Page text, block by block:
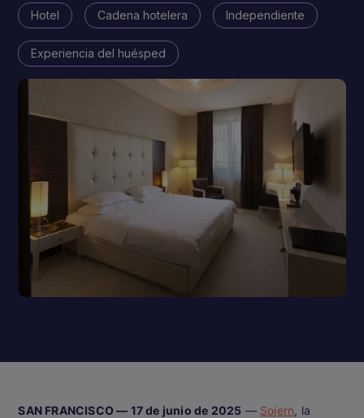
Hotel Cadena hotelera Independiente
Experiencia del huésped
SAN FRANCISCO — 17 de junio de 2025 — Sojern, la